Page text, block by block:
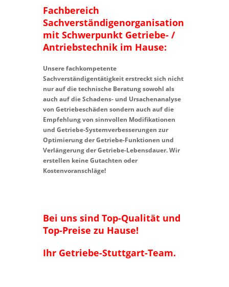
Fachbereich
Sachverständigenorganisation
mit Schwerpunkt Getriebe- /
Antriebstechnik im Hause:
Unsere fachkompetente
Sachverständigentätigkeit erstreckt sich nicht
nur auf die technische Beratung sowohl als
auch auf die Schadens- und Ursachenanalyse
von Getriebeschäden sondern auch auf die
Empfehlung von sinnvollen Modifikationen
und Getriebe-Systemverbesserungen zur
Optimierung der Getriebe-Funktionen und
Verlängerung der Getriebe-Lebensdauer. Wir
erstellen keine Gutachten oder
Kostenvoranschläge!
Bei uns sind Top-Qualität und
Top-Preise zu Hause!
Ihr Getriebe-Stuttgart-Team.